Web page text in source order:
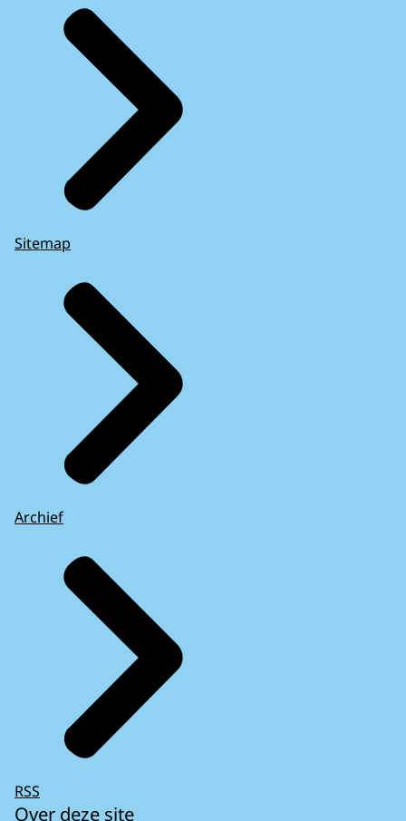
Sitemap
Archief
RSS
Over deze site